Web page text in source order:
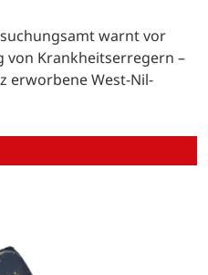
warnt vor
Krankheitserregern –
erworbene West-Nil-